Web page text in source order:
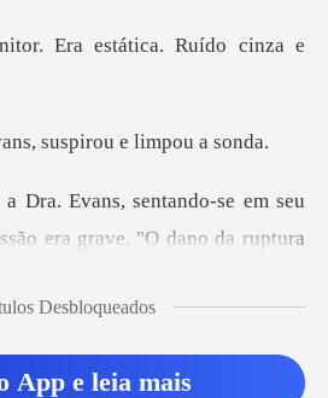
itor. Era estática.
suspirou
era grave. "O dano da ruptura
Desbloqueados
App e leia mais